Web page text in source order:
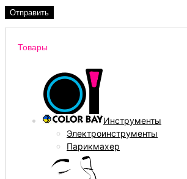
Товары
Инструменты
Электроинструменты
Парикмахер